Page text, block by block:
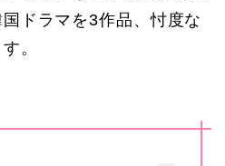
ドラマを3作品、忖度な
。